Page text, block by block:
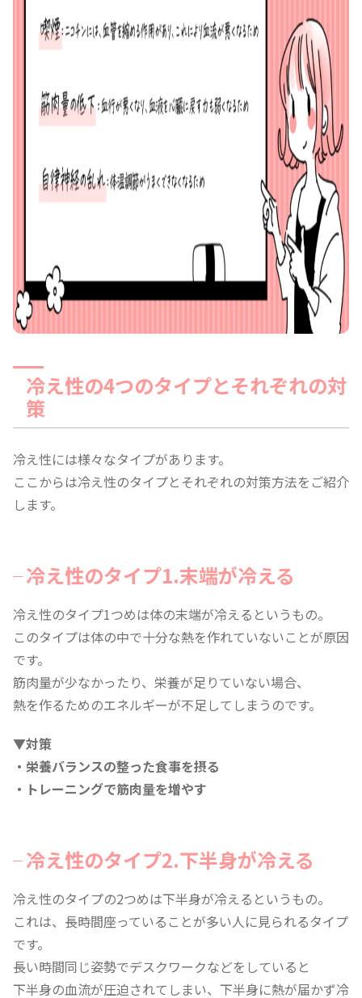
冷え性の4つのタイプとそれぞれの対
策
冷え性には様々なタイプがあります。
ここからは冷え性のタイプとそれぞれの対策方法をご紹介
します。
冷え性のタイプ1.末端が冷える
冷え性のタイプ1つめは体の末端が冷えるというもの。
このタイプは体の中で十分な熱を作れていないことが原因
です。
筋肉量が少なかったり、栄養が足りていない場合、
熱を作るためのエネルギーが不足してしまうのです。
▼対策
・栄養バランスの整った食事を摂る
・トレーニングで筋肉量を増やす
冷え性のタイプ2.下半身が冷える
冷え性のタイプの2つめは下半身が冷えるというもの。
これは、長時間座っていることが多い人に見られるタイプ
です。
長い時間同じ姿勢でデスクワークなどをしていると
下半身の血流が圧迫されてしまい、下半身に熱が届かず冷